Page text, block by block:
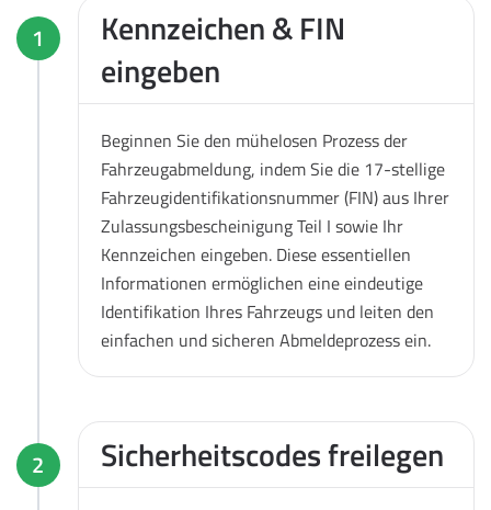
1
Kennzeichen & FIN
eingeben
Beginnen Sie den mühelosen Prozess der
Fahrzeugabmeldung, indem Sie die 17-stellige
Fahrzeugidentifikationsnummer (FIN) aus Ihrer
Zulassungsbescheinigung Teil I sowie Ihr
Kennzeichen eingeben. Diese essentiellen
Informationen ermöglichen eine eindeutige
Identifikation Ihres Fahrzeugs und leiten den
einfachen und sicheren Abmeldeprozess ein.
2 Sicherheitscodes freilegen